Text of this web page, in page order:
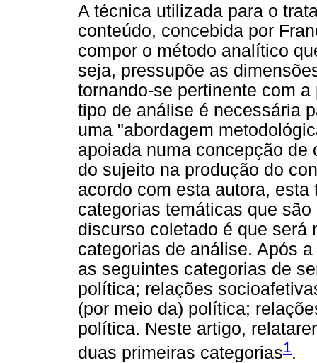
A técnica utilizada para o
conteúdo, concebida por
compor o método analítico
seja, pressupõe as
tornando-se pertinente com
tipo de análise é necessária
uma "abordagem
apoiada numa concepção
do sujeito na produção do
acordo com esta autora,
categorias temáticas que
discurso coletado é que será
categorias de análise. Após
as seguintes categorias de
política; relações
(por meio da) política;
política. Neste artigo,
duas primeiras categorias1.